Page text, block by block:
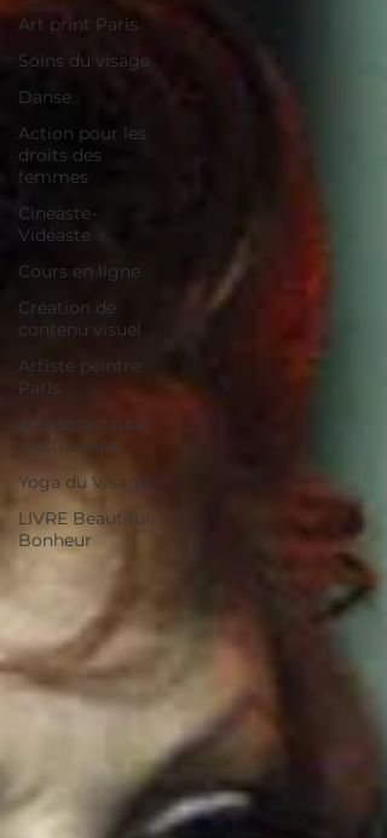
Art print Paris
Soins du visage
Danse
Action pour les
droits des
femmes
Cineaste-
Vidéaste
Cours en ligne
Création de
contenu visuel
Artiste peintre
Paris
Artiste auteure
plasticienne
Yoga du Visage
LIVRE Beautiful
Bonheur